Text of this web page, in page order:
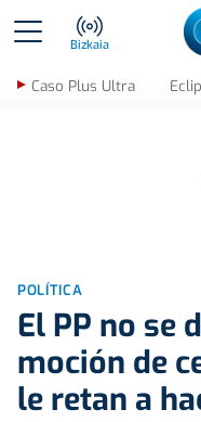
Bizkaia
Caso Plus Ultra
POLÍTICA
El PP no se
moción de
le retan a